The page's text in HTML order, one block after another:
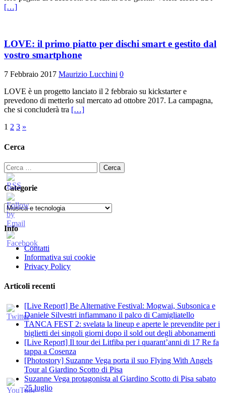
[…]
LOVE: il primo piatto per dischi smart e gestito dal
vostro smartphone
7 Febbraio 2017 Maurizio Lucchini 0
LOVE è un progetto lanciato il 2 febbraio su kickstarter e
prevedono di metterlo sul mercato ad ottobre 2017. La campagna,
che si concluderà tra […]
Paginazione
degli
1 2 3 »
Cerca
Ricerca
per:
Categorie
Categorie
Info
Contatti
Informativa sui cookie
Privacy Policy
Articoli recenti
[Live Report] Be Alternative Festival: Mogwai, Subsonica e
Daniele Silvestri infiammano il palco di Camigliatello
TANCA FEST 2: svelata la lineup e aperte le prevendite per i
biglietti dei singoli giorni dopo il sold out degli abbonamenti
[Live Report] Il tour dei Litfiba per i quarant’anni di 17 Re fa
tappa a Cosenza
[Photostory] Suzanne Vega porta il suo Flying With Angels
Tour al Giardino Scotto di Pisa
Suzanne Vega protagonista al Giardino Scotto di Pisa sabato
25 luglio